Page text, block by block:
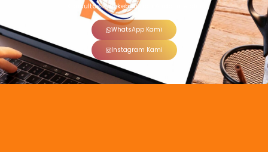
Konsultasikan kebutuhan Anda melalui
WhatsApp Kami
Instagram Kami